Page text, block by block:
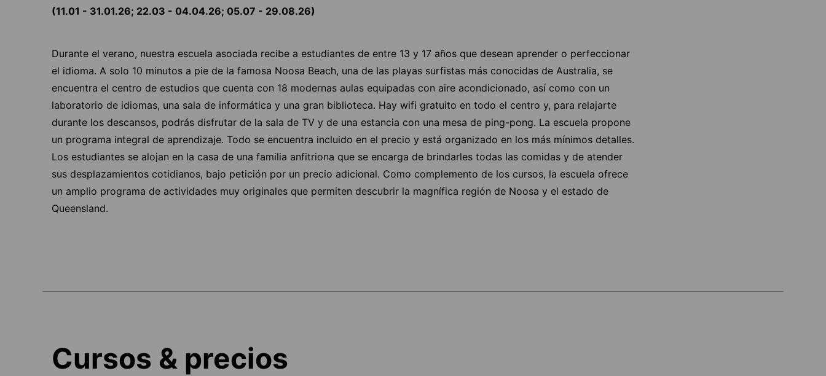
(11.01 - 31.01.26; 22.03 - 04.04.26; 05.07 - 29.08.26)
Durante el verano, nuestra escuela asociada recibe a estudiantes de entre 13 y 17 años que desean aprender o perfeccionar
el idioma. A solo 10 minutos a pie de la famosa Noosa Beach, una de las playas surfistas más conocidas de Australia, se
encuentra el centro de estudios que cuenta con 18 modernas aulas equipadas con aire acondicionado, así como con un
laboratorio de idiomas, una sala de informática y una gran biblioteca. Hay wifi gratuito en todo el centro y, para relajarte
durante los descansos, podrás disfrutar de la sala de TV y de una estancia con una mesa de ping-pong. La escuela propone
un programa integral de aprendizaje. Todo se encuentra incluido en el precio y está organizado en los más mínimos detalles.
Los estudiantes se alojan en la casa de una familia anfitriona que se encarga de brindarles todas las comidas y de atender
sus desplazamientos cotidianos, bajo petición por un precio adicional. Como complemento de los cursos, la escuela ofrece
un amplio programa de actividades muy originales que permiten descubrir la magnífica región de Noosa y el estado de
Queensland.
Cursos & precios